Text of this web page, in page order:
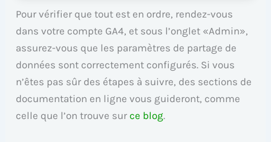
Pour vérifier que tout est en ordre, rendez-vous
dans votre compte GA4, et sous l’onglet «Admin»,
assurez-vous que les paramètres de partage de
données sont correctement configurés. Si vous
n’êtes pas sûr des étapes à suivre, des sections de
documentation en ligne vous guideront, comme
celle que l’on trouve surce blog.